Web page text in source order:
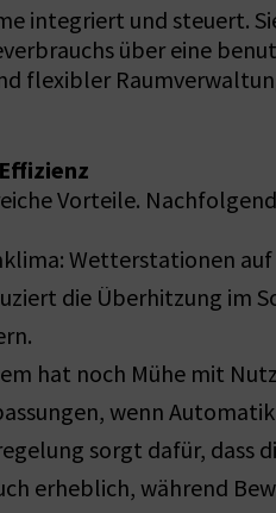
integriert und steuert.
über eine
flexibler
Vorteile.
Wetterstationen
die Überhitzung im
hat noch Mühe mit
wenn
sorgt dafür, dass
erheblich, während